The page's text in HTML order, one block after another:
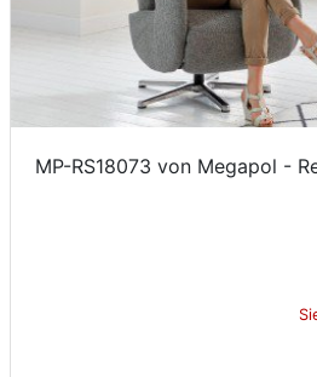
MP-RS18073 von Megapol -